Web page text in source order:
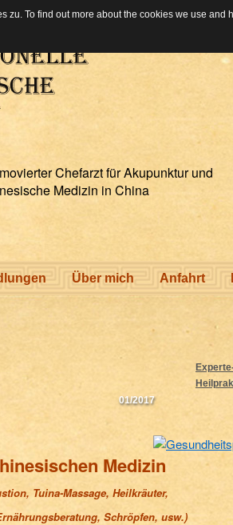
Chefarzt für Akupunktur und
Medizin in China
Über mich Anfahrt
01/2017
Medizin
Tuina-Massage, Heilkräuter,
Schröpfen, usw.)
To find out more about the cookies we use and